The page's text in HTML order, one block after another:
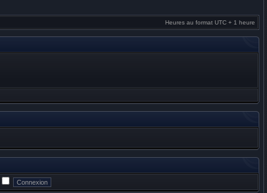
Heures au format UTC + 1 heure